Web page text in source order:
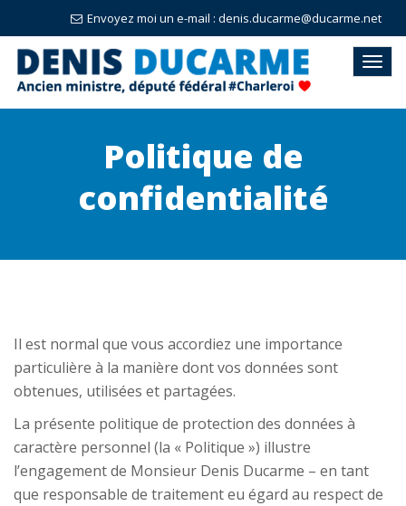
Envoyez moi un e-mail : denis.ducarme@ducarme.net
Politique de
confidentialité
Il est normal que vous accordiez une importance
particulière à la manière dont vos données sont
obtenues, utilisées et partagées.
La présente politique de protection des données à
caractère personnel (la « Politique ») illustre
l’engagement de Monsieur Denis Ducarme – en tant
que responsable de traitement eu égard au respect de